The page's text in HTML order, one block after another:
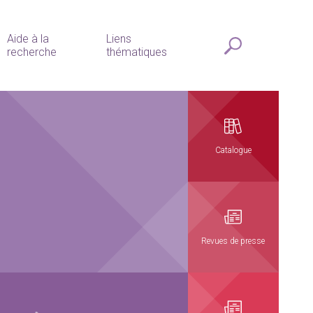
Aide à la
recherche
Liens
thématiques
Catalogue
Revues de presse